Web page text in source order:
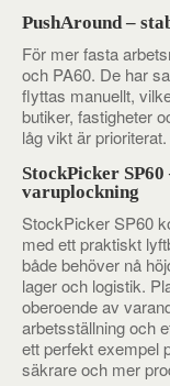
PushAround –
För mer fasta
och PA60. De har
flyttas manuellt,
butiker, fastigheter
låg vikt är prioriterat.
StockPicker
varuplockning
StockPicker SP60
med ett praktiskt
både behöver nå
lager och logistik.
oberoende av
arbetsställning och
ett perfekt exempel
säkrare och mer